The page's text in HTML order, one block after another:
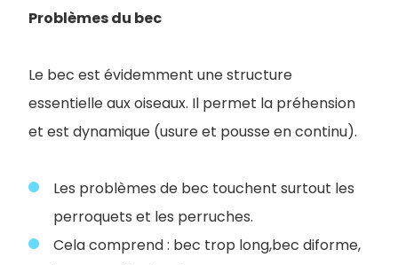
Problèmes du bec
Le bec est évidemment une structure
essentielle aux oiseaux. Il permet la préhension
et est dynamique (usure et pousse en continu).
Les problèmes de bec touchent surtout les
perroquets et les perruches.
Cela comprend : bec trop long,bec diforme,